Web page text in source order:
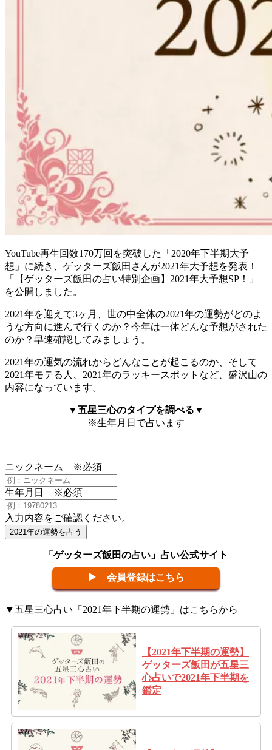
YouTube再生回数170万回を突破した「2020年下半期大予
想」に続き、ゲッターズ飯田さんが2021年大予想を発表！
「【ゲッターズ飯田の占い特別企画】2021年大予想SP！」
を公開しました。
2021年を迎えて3ヶ月、世の中全体の2021年の運勢がどのよ
うな方向に進んで行くのか？今年は一体どんな予想がされた
のか？早速確認してみましょう。
2021年の運気の流れからどんなことが起こるのか、そして
2021年モテる人、2021年のラッキースポットなど、盛沢山の
内容になっています。
▼五星三心のタイプを調べる▼
※生年月日で占います
ニックネーム ※必須
生年月日 ※必須
入力内容をご確認ください。
2021年の運勢を占う
「ゲッターズ飯田の占い」占い公式サイト
▶ 会員登録はこちら
▼五星三心占い「2021年下半期の運勢」はこちらから
【2021年下半期の運勢】
ゲッターズ飯田が五星三
心占いで2021年下半期を
鑑定